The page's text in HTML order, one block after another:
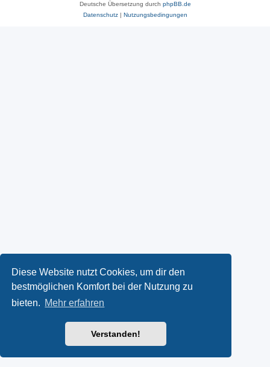
Diese Website nutzt Cookies, um dir den
bestmöglichen Komfort bei der Nutzung zu
bieten. Mehr erfahren
Verstanden!
Deutsche Übersetzung durch phpBB.de
Datenschutz| Nutzungsbedingungen